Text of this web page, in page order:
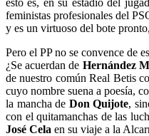
esto es, en su estadio del
feministas profesionales del
y es un virtuoso del bote
Pero el PP no se convence de
¿Se acuerdan de Hernández
de nuestro común Real Betis
cuyo nombre suena a poesía,
la mancha de Don Quijote,
con el quitamanchas de las
José Cela en su viaje a la